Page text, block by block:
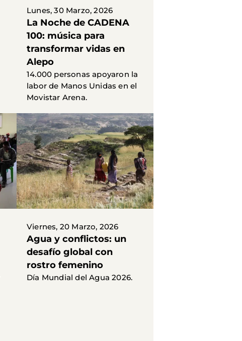
Lunes, 30 Marzo, 2026
La Noche de CADENA
100: música para
transformar vidas en
Alepo
14.000 personas apoyaron la
labor de Manos Unidas en el
Movistar Arena.
Viernes, 20 Marzo, 2026
Agua y conflictos: un
desafío global con
rostro femenino
Día Mundial del Agua 2026.